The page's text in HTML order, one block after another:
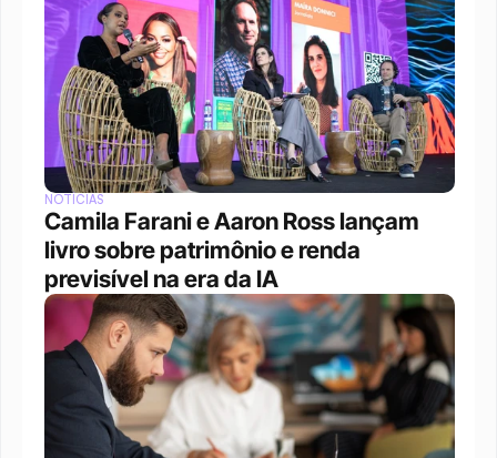
NOTÍCIAS
Camila Farani e Aaron Ross lançam
livro sobre patrimônio e renda
previsível na era da IA